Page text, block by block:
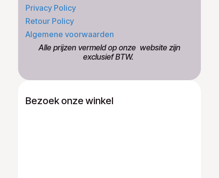
Privacy Policy
Retour Policy
Algemene voorwaarden
​Alle prijzen vermeld op onze ​website zijn
exclusief BTW.
Bezoek onze winkel